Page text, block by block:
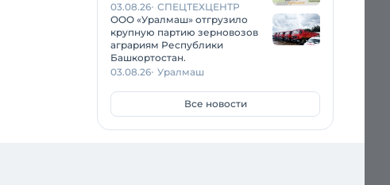
03.08.26 СПЕЦТЕХЦЕНТР
ООО «Уралмаш» отгрузило
крупную партию зерновозов
аграриям Республики
Башкортостан.
03.08.26 Уралмаш
Все новости